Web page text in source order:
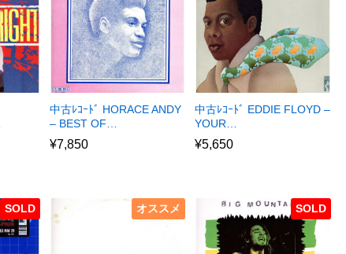
中古ﾚｺｰﾄﾞ HORACE ANDY
– BEST OF…
¥7,850
中古ﾚｺｰﾄﾞ EDDIE FLOYD –
YOUR…
¥5,650
SOLD オススメ SOLD